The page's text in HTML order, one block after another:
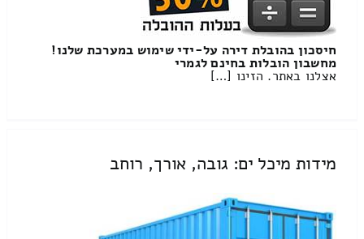
חיסכון בהובלת דירה על-ידי שימוש במערכת שלנו!
מחשבון הובלות בחינם לגמרי
אצלנו באתר. הזינו […]
מידות מיכל ים: גובה, אורך, רוחב